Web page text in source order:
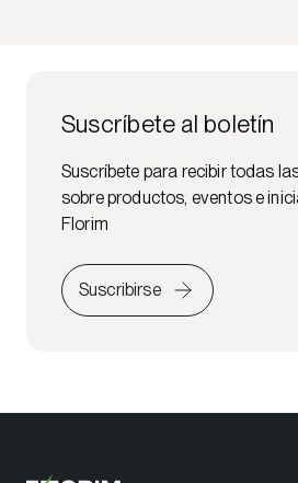
Suscríbete al boletín
Suscríbete para recibir todas
sobre productos, eventos e
Florim
Suscribirse